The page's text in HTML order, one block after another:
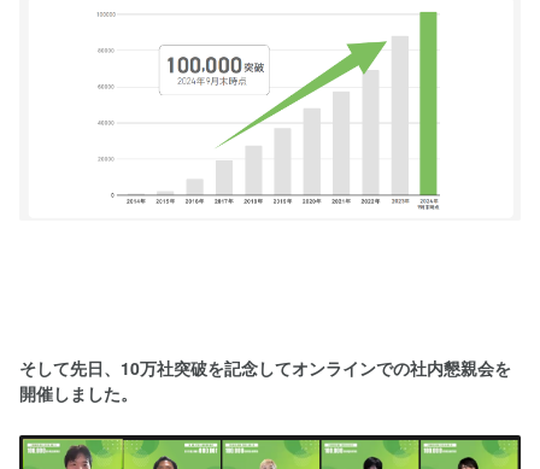
そして先日、10万社突破を記念してオンラインでの社内懇親会を
開催しました。